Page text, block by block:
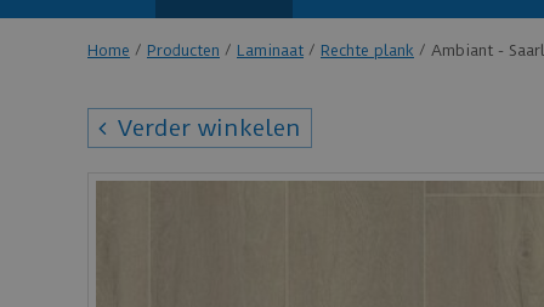
Home Producten Laminaat Rechte plank Ambiant -
Verder winkelen